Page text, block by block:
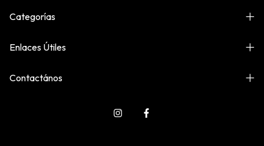
Categorías
Enlaces Útiles
Contactános